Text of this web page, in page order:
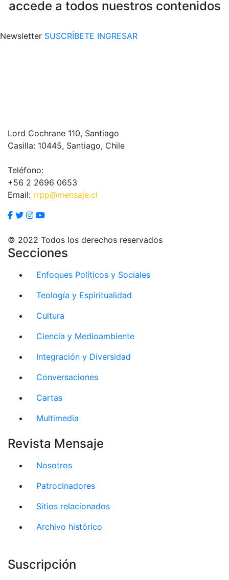
accede a todos nuestros contenidos
Newsletter SUSCRÍBETE INGRESAR
Lord Cochrane 110, Santiago
Casilla: 10445, Santiago, Chile
Teléfono:
+56 2 2696 0653
Email: rrpp@mensaje.cl
© 2022 Todos los derechos reservados
Secciones
Enfoques Políticos y Sociales
Teología y Espiritualidad
Cultura
Ciencia y Medioambiente
Integración y Diversidad
Conversaciones
Cartas
Multimedia
Revista Mensaje
Nosotros
Patrocinadores
Sitios relacionados
Archivo histórico
Suscripción